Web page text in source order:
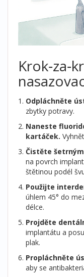
Odpláchněte
zbytky potravy.
Naneste
kartáček.
Čistěte
na povrch
štětinou podél
Použijte
úhlem 45° do
délce.
Projděte
implantátu a
plak.
Propláchněte
aby se